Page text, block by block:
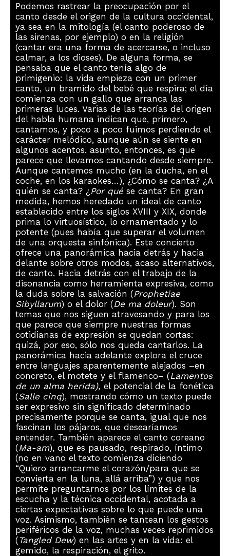
Podemos rastrear la preocupación por el
canto desde el origen de la cultura occidental,
ya sea en la mitología (el canto poderoso de
las sirenas, por ejemplo) o en la religión
(cantar era una forma de acercarse, o incluso
calmar, a los dioses). De alguna forma, se
pensaba que el canto tenía algo de
primigenio: la vida empieza con un primer
canto, un bramido del bebé que respira; el día
comienza con un gallo que arranca las
primeras luces. Varias de las teorías del origen
del habla humana indican que, primero,
cantamos, y poco a poco fuimos perdiendo el
carácter melódico, aunque aún se siente en
algunos acentos. asunto, entonces, es que
parece que llevamos cantando desde siempre.
Aunque cantemos mucho (en la ducha, en el
coche, en los karaokes…), ¿Cómo se canta? ¿A
quién se canta? ¿ Por qué se canta? En gran
medida, hemos heredado un ideal de canto
establecido entre los siglos XVIII y XIX, donde
prima lo virtuosístico, lo ornamentado y lo
potente (pues había que superar el volumen
de una orquesta sinfónica). Este concierto
ofrece una panorámica hacia detrás y hacia
delante sobre otros modos, acaso alternativos,
de canto. Hacia detrás con el trabajo de la
disonancia como herramienta expresiva, como
la duda sobre la salvación (Prophetiae
Sibyllarum) o el dolor (De ma doleur). Son
temas que nos siguen atravesando y para los
que parece que siempre nuestras formas
cotidianas de expresión se quedan cortas:
quizá, por eso, sólo nos queda cantarlos. La
panorámica hacia adelante explora el cruce
entre lenguajes aparentemente alejados –en
concreto, el motete y el flamenco– (Lamentos
de un alma herida), el potencial de la fonética
(Salle cinq), mostrando cómo un texto puede
ser expresivo sin significado determinado
precisamente porque se canta, igual que nos
fascinan los pájaros, que desearíamos
entender. También aparece el canto coreano
(Ma-am), que es pausado, respirado, íntimo
(no en vano el texto comienza diciendo
“Quiero arrancarme el corazón/para que se
convierta en la luna, allá arriba”) y que nos
permite preguntarnos por los límites de la
escucha y la técnica occidental, acotada a
ciertas expectativas sobre lo que puede una
voz. Asimismo, también se tantean los gestos
periféricos de la voz, muchas veces reprimidos
( Tangled Dew) en las artes y en la vida: el
gemido, la respiración, el grito.